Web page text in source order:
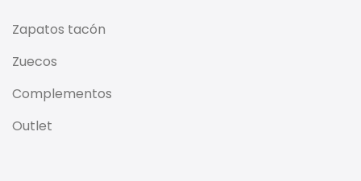
Zapatos tacón
Zuecos
Complementos
Outlet